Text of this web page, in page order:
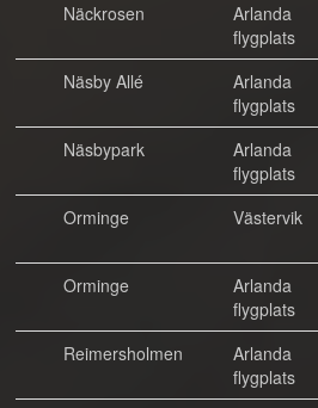
Näckrosen
Arlanda
flygplats
Näsby Allé
Arlanda
flygplats
Näsbypark
Arlanda
flygplats
Orminge
Västervik
Orminge
Arlanda
flygplats
Reimersholmen
Arlanda
flygplats